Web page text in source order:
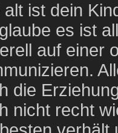
alt ist dein
es ist
auf einer
die
nicht recht